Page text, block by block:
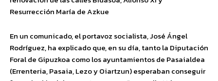
Resurrección María de Azkue
En un comunicado, el portavoz socialista, José Ángel
Rodríguez, ha explicado que, en su día,tanto la Diputación
Foral de Gipuzkoa como los ayuntamientos de Pasaialdea
(Errenteria, Pasaia, Lezo y Oiartzun) esperaban conseguir